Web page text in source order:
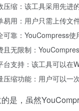
压缩：该工具采用先进
易用：用户只需上传文
可靠：YouCompress使
且无限制：
台支持：该工具可以在
压缩功能：用户可以一
是，虽然